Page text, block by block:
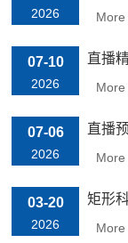
2026 More
07-10
2026
直播
More
07-06
2026
直播
More
03-20
2026
矩形
More